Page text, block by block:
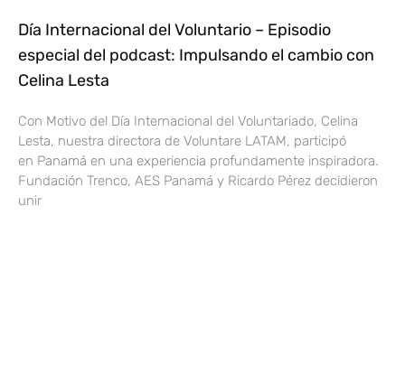
Día Internacional del Voluntario – Episodio
especial del podcast: Impulsando el cambio con
Celina Lesta
Con Motivo del Día Internacional del Voluntariado, Celina
Lesta, nuestra directora de Voluntare LATAM, participó
en Panamá en una experiencia profundamente inspiradora.
Fundación Trenco, AES Panamá y Ricardo Pérez decidieron
unir